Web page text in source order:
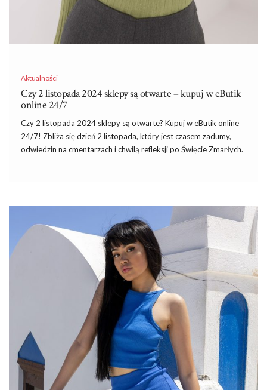
Aktualności
Czy 2 listopada 2024 sklepy są otwarte – kupuj w eButik
online 24/7
Czy 2 listopada 2024 sklepy są otwarte? Kupuj w eButik online
24/7! Zbliża się dzień 2 listopada, który jest czasem zadumy,
odwiedzin na cmentarzach i chwilą refleksji po Święcie Zmarłych.
Nie wszystkie sklepy funkcjonują w zwyczajowy sposób, a
czasem natrafiamy na ograniczenia w godzinach otwarcia. Na
szczęście eButik działa dla Ciebie 24 godziny na dobę, 7 dni w
tygodniu, dzięki czemu możesz zrobić zakupy bez względu na …